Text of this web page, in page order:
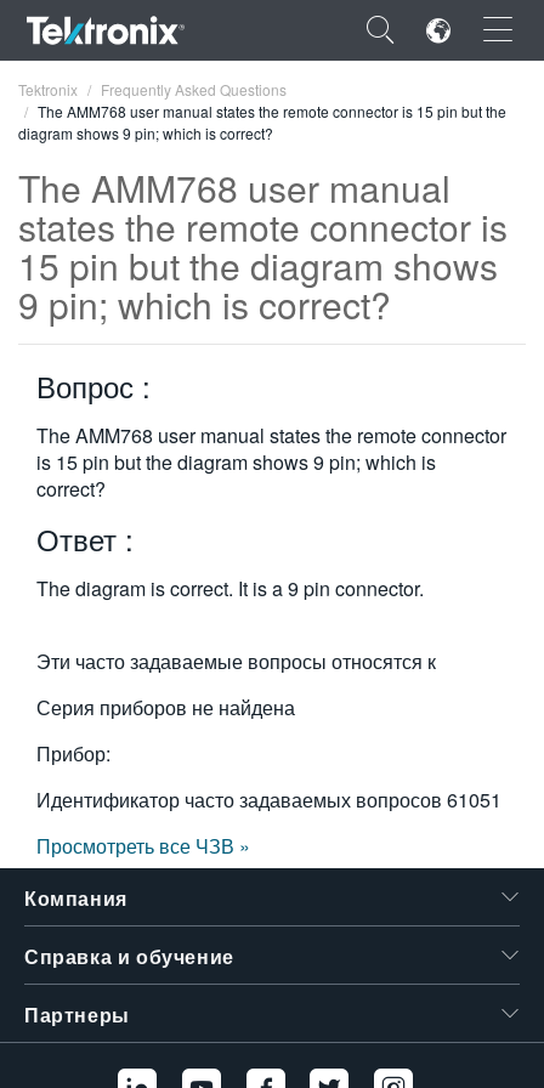
×
ENGLISH
FRANÇAIS
DEUTSCH
VIỆT NAM
简体中文
日本語
Tektronix
Frequently Asked Questions
The AMM768 user manual states the remote connector is 15 pin but the
diagram shows 9 pin; which is correct?
The AMM768 user manual
states the remote connector is
15 pin but the diagram shows
9 pin; which is correct?
Вопрос :
The AMM768 user manual states the remote connector
is 15 pin but the diagram shows 9 pin; which is
correct?
Ответ :
The diagram is correct. It is a 9 pin connector.
Эти часто задаваемые вопросы относятся к
Серия приборов не найдена
Прибор:
Идентификатор часто задаваемых вопросов 61051
Просмотреть все ЧЗВ »
Компания
Справка и обучение
Партнеры